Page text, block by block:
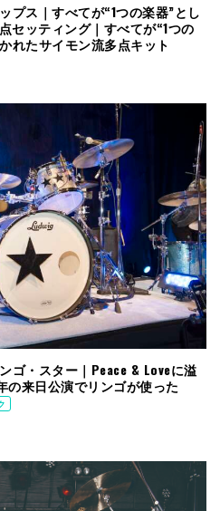
プス｜すべてが“1つの楽器”とし
セッティング｜すべてが“1つの
れたサイモン流多点キット
ゴ・スター｜Peace & Loveに溢
の来日公演でリンゴが使った